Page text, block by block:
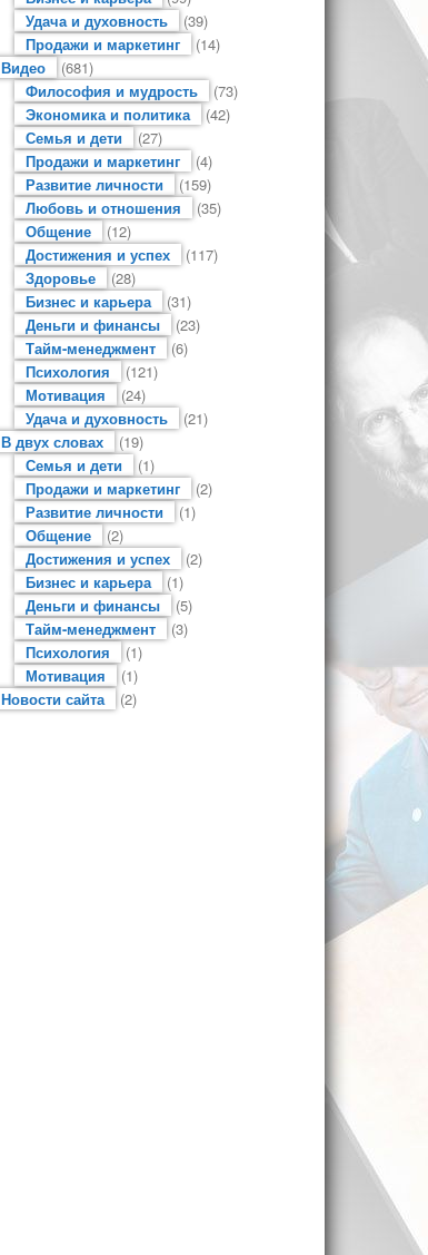
Удача и духовность
(39)
Продажи и маркетинг
(14)
Видео
(681)
Философия и мудрость
(73)
Экономика и политика
(42)
Семья и дети
(27)
Продажи и маркетинг
(4)
Развитие личности
(159)
Любовь и отношения
(35)
Общение
(12)
Достижения и успех
(117)
Здоровье
(28)
Бизнес и карьера
(31)
Деньги и финансы
(23)
Тайм-менеджмент
(6)
Психология
(121)
Мотивация
(24)
Удача и духовность
(21)
В двух словах
(19)
Семья и дети
(1)
Продажи и маркетинг
(2)
Развитие личности
(1)
Общение
(2)
Достижения и успех
(2)
Бизнес и карьера
(1)
Деньги и финансы
(5)
Тайм-менеджмент
(3)
Психология
(1)
Мотивация
(1)
Новости сайта
(2)